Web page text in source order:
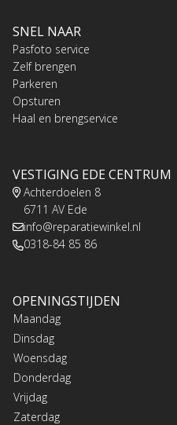
SNEL NAAR
Pasfoto service
Zelf brengen
Parkeren
Opsturen
Haal en brengservice
VESTIGING EDE CENTRUM
Achterdoelen 8
6711 AV Ede
info@reparatiewinkel.nl
0318-84 85 86
OPENINGSTIJDEN
Maandag
Dinsdag
Woensdag
Donderdag
Vrijdag
Zaterdag